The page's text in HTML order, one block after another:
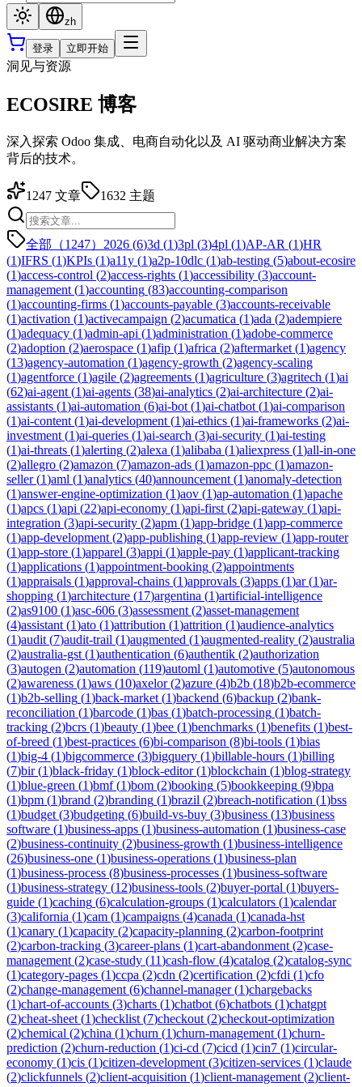
zh
登录 立即开始
洞见与资源
ECOSIRE 博客
深入探索 Odoo 集成、电商自动化以及 AI 驱动商业解决方案
背后的技术。
1247 文章 1632 主题
全部（1247） 2026 (6)3d (1)3pl (3)4pl (1)AP-AR (1)HR
(1)IFRS (1)KPIs (1)a11y (1)a2p-10dlc (1)ab-testing (5)about-ecosire
(1)access-control (2)access-rights (1)accessibility (3)account-
management (1)accounting (83)accounting-comparison
(1)accounting-firms (1)accounts-payable (3)accounts-receivable
(1)activation (1)activecampaign (2)acumatica (1)ada (2)adempiere
(1)adequacy (1)admin-api (1)administration (1)adobe-commerce
(2)adoption (2)aerospace (1)afip (1)africa (2)aftermarket (1)agency
(13)agency-automation (1)agency-growth (2)agency-scaling
(1)agentforce (1)agile (2)agreements (1)agriculture (3)agritech (1)ai
(62)ai-agent (1)ai-agents (38)ai-analytics (2)ai-architecture (2)ai-
assistants (1)ai-automation (6)ai-bot (1)ai-chatbot (1)ai-comparison
(1)ai-content (1)ai-development (1)ai-ethics (1)ai-frameworks (2)ai-
investment (1)ai-queries (1)ai-search (3)ai-security (1)ai-testing
(1)ai-threats (1)alerting (2)alexa (1)alibaba (1)aliexpress (1)all-in-one
(2)allegro (2)amazon (7)amazon-ads (1)amazon-ppc (1)amazon-
seller(1)aml (1)analytics (40)announcement (1)anomaly-detection
(1)answer-engine-optimization (1)aov (1)ap-automation (1)apache
(1)apcs (1)api (22)api-economy (1)api-first (2)api-gateway (1)api-
integration (3)api-security (2)apm (1)app-bridge (1)app-commerce
(1)app-development (2)app-publishing (1)app-review (1)app-router
(1)app-store (1)apparel (3)appi (1)apple-pay (1)applicant-tracking
(1)applications (1)appointment-booking (2)appointments
(1)appraisals (1)approval-chains (1)approvals (3)apps (1)ar(1)ar-
shopping (1)architecture (17)argentina (1)artificial-intelligence
(2)as9100 (1)asc-606 (3)assessment (2)asset-management
(4)assistant (1)ato (1)attribution (1)attrition (1)audience-analytics
(1)audit (7)audit-trail (1)augmented (1)augmented-reality (2)australia
(2)australia-gst (1)authentication (6)authentik (2)authorization
(3)autogen (2)automation (119)automl (1)automotive (5)autonomous
(2)awareness (1)aws (10)axelor(2)azure (4)b2b (18)b2b-ecommerce
(1)b2b-selling (1)back-market (1)backend (6)backup (2)bank-
reconciliation (1)barcode (1)bas (1)batch-processing (1)batch-
tracking (2)bcrs (1)beauty (1)bee (1)benchmarks (1)benefits (1)best-
of-breed (1)best-practices (6)bi-comparison (8)bi-tools (1)bias
(1)big-4 (1)bigcommerce (3)bigquery (1)billable-hours (1)billing
(7)bir(1)black-friday (1)block-editor(1)blockchain (1)blog-strategy
(1)blue-green (1)bmf(1)bom (2)booking (5)bookkeeping (9)bpa
(1)bpm (1)brand (2)branding (1)brazil (2)breach-notification (1)bss
(1)budget (3)budgeting (6)build-vs-buy (3)business (13)business
software (1)business-apps (1)business-automation (1)business-case
(2)business-continuity (2)business-growth (1)business-intelligence
(26)business-one (1)business-operations (1)business-plan
(1)business-process (8)business-processes (1)business-software
(1)business-strategy (12)business-tools (2)buyer-portal (1)buyers-
guide (1)caching (6)calculation-groups (1)calculators (1)calendar
(3)california (1)cam (1)campaigns (4)canada (1)canada-hst
(1)canary (1)capacity (2)capacity-planning (2)carbon-footprint
(2)carbon-tracking (3)career-plans (1)cart-abandonment (2)case-
management (2)case-study (11)cash-flow (4)catalog (2)catalog-sync
(1)category-pages (1)ccpa (2)cdn (2)certification (2)cfdi (1)cfo
(2)change-management (6)channel-manager(1)chargebacks
(1)chart-of-accounts (3)charts (1)chatbot (6)chatbots (1)chatgpt
(2)cheat-sheet (1)checklist (7)checkout (2)checkout-optimization
(2)chemical (2)china (1)churn (1)churn-management (1)churn-
prediction (2)churn-reduction (1)ci-cd (7)cicd (1)cin7 (1)circular-
economy (1)cis (1)citizen-development (3)citizen-services (1)claude
(2)clickfunnels (2)client-acquisition (1)client-management (2)client-